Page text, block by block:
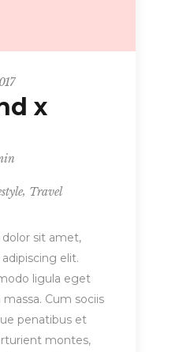
x
, Travel
sit amet,
elit.
ligula eget
Cum sociis
penatibus et
montes,